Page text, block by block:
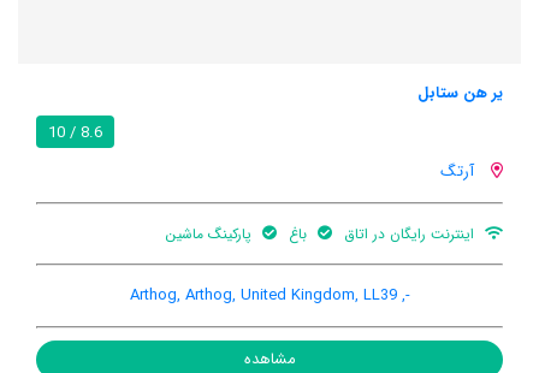
یر هن ستابل
8.6 / 10
آرتگ
اینترنت رایگان در اتاق باغ پارکینگ ماشین
-, Arthog, Arthog, United Kingdom, LL39
مشاهده